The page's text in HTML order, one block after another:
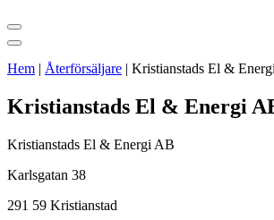
Hem | Återförsäljare | Kristianstads El &
Kristianstads El & Energi
Kristianstads El & Energi AB
Karlsgatan 38
291 59 Kristianstad